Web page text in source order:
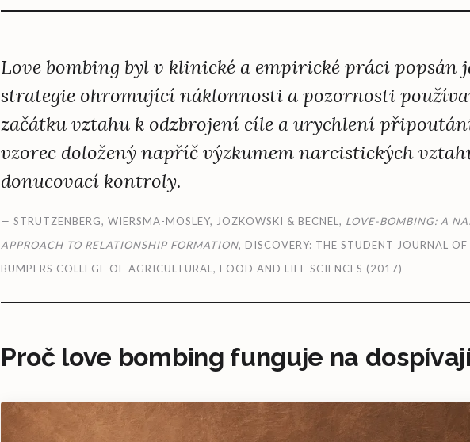
Love bombing byl v klinické a empirické práci popsán
strategie ohromující náklonnosti a pozornosti
začátku vztahu k odzbrojení cíle a urychlení
vzorec doložený napříč výzkumem narcistických
donucovací kontroly.
— STRUTZENBERG, WIERSMA-MOSLEY, JOZKOWSKI & BECNEL, LOVE-BOMBING: A
APPROACH TO RELATIONSHIP FORMATION, DISCOVERY: THE STUDENT JOURNAL OF
BUMPERS COLLEGE OF AGRICULTURAL, FOOD AND LIFE SCIENCES (2017)
Proč love bombing funguje na